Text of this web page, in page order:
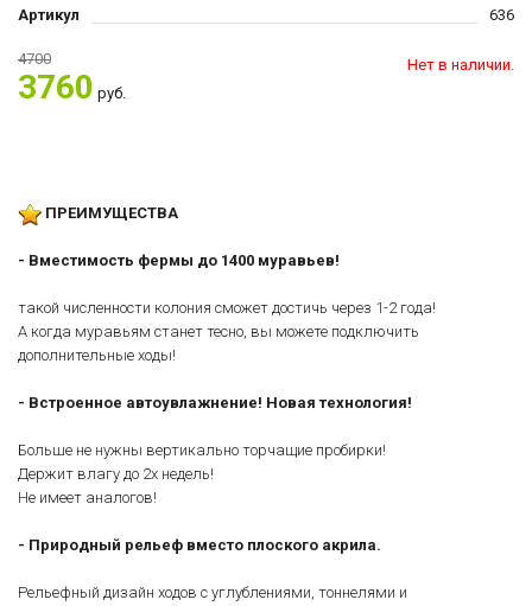
Артикул 636
4700
3760 руб.
Нет в наличии.
ПРЕИМУЩЕСТВА
- Вместимость фермы до 1400 муравьев!
такой численности колония сможет достичь через 1-2 года!
А когда муравьям станет тесно, вы можете подключить
дополнительные ходы!
- Встроенное автоувлажнение! Новая технология!
Больше не нужны вертикально торчащие пробирки!
Держит влагу до 2х недель!
Не имеет аналогов!
- Природный рельеф вместо плоского акрила.
Рельефный дизайн ходов с углублениями, тоннелями и